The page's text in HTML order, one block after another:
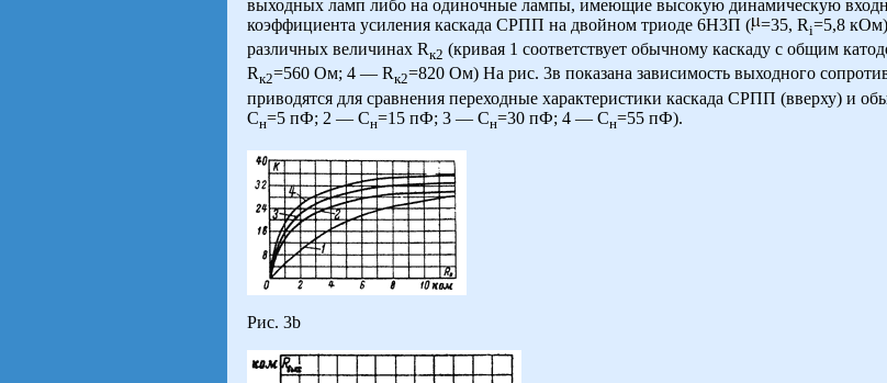
выходных ламп либо на одиночные лампы, имеющие высокую динамическую
коэффициента усиления каскада СРПП на двойном триоде 6Н3П ( =35, Ri=5,8 кОм)
различных величинах Rк2 (кривая 1 соответствует обычному каскаду с общим
Rк2=560 Ом; 4 — Rк2=820 Ом) На рис. 3в показана зависимость выходного
приводятся для сравнения переходные характеристики каскада СРПП (вверху) и
Cн=5 пФ; 2 — Cн=15 пФ; 3 — Cн=30 пФ; 4 — Cн=55 пФ).
Рис. 3b